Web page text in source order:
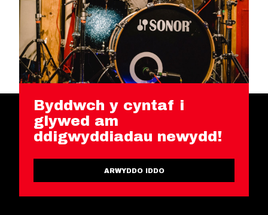
Byddwch y cyntaf i
glywed am
ddigwyddiadau newydd!
ARWYDDO IDDO